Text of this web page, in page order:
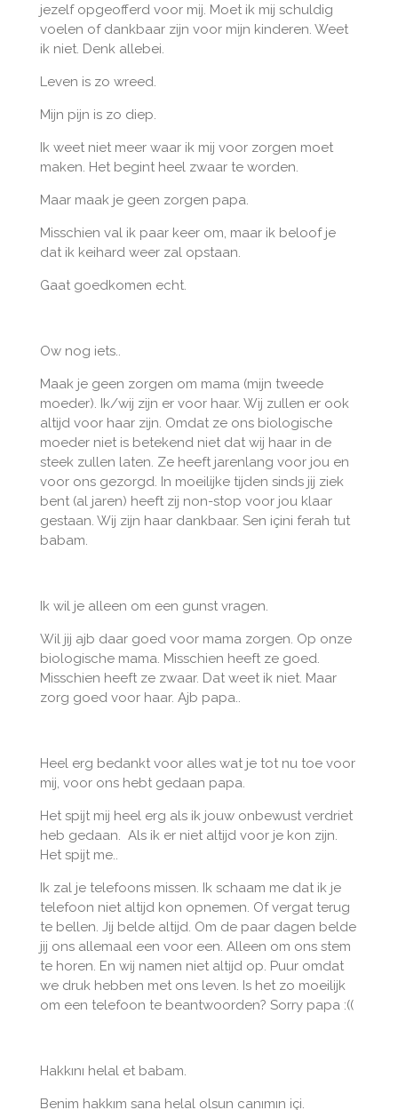
jezelf opgeofferd voor mij. Moet ik mij schuldig
voelen of dankbaar zijn voor mijn kinderen. Weet
ik niet. Denk allebei.
Leven is zo wreed.
Mijn pijn is zo diep.
Ik weet niet meer waar ik mij voor zorgen moet
maken. Het begint heel zwaar te worden.
Maar maak je geen zorgen papa.
Misschien val ik paar keer om, maar ik beloof je
dat ik keihard weer zal opstaan.
Gaat goedkomen echt.
Ow nog iets..
Maak je geen zorgen om mama (mijn tweede
moeder). Ik/wij zijn er voor haar. Wij zullen er ook
altijd voor haar zijn. Omdat ze ons biologische
moeder niet is betekend niet dat wij haar in de
steek zullen laten. Ze heeft jarenlang voor jou en
voor ons gezorgd. In moeilijke tijden sinds jij ziek
bent (al jaren) heeft zij non-stop voor jou klaar
gestaan. Wij zijn haar dankbaar. Sen içini ferah tut
babam.
Ik wil je alleen om een gunst vragen.
Wil jij ajb daar goed voor mama zorgen. Op onze
biologische mama. Misschien heeft ze goed.
Misschien heeft ze zwaar. Dat weet ik niet. Maar
zorg goed voor haar. Ajb papa..
Heel erg bedankt voor alles wat je tot nu toe voor
mij, voor ons hebt gedaan papa.
Het spijt mij heel erg als ik jouw onbewust verdriet
heb gedaan. Als ik er niet altijd voor je kon zijn.
Het spijt me..
Ik zal je telefoons missen. Ik schaam me dat ik je
telefoon niet altijd kon opnemen. Of vergat terug
te bellen. Jij belde altijd. Om de paar dagen belde
jij ons allemaal een voor een. Alleen om ons stem
te horen. En wij namen niet altijd op. Puur omdat
we druk hebben met ons leven. Is het zo moeilijk
om een telefoon te beantwoorden? Sorry papa :((
Hakkını helal et babam.
Benim hakkım sana helal olsun canımın içi.